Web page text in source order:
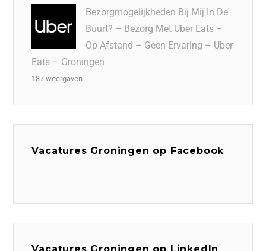
Bezorgmogelijkheden Bij Mij In De
Buurt? – Bezorg Met Uber Eats –
Op Afstand – Geen Ervaring – Uber
Eats – Groningen
137 weergaven
Vacatures Groningen op Facebook